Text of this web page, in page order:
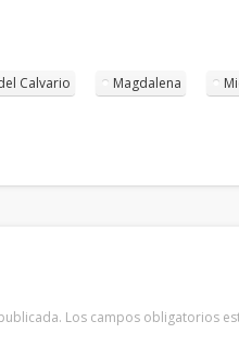
Calvario Magdalena
Los campos obligatorios